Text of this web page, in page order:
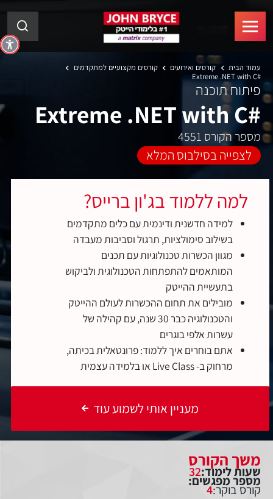
עמוד הבית קורסים ואירועים
קורסים מקצועיים למתקדמים
#Extreme .NET with C
פיתוח תוכנה
#Extreme .NET with C
מספר הקורס 4551
לצפייה בסילבוס המלא
למה ללמוד בג'ון ברייס?
למידה חדשנית ודינמית עם כלים מתקדמים
בשילוב סימולציות, תרגול וסביבות מעבדה
מגוון הכשרות טכנולוגיות עם תכנים
המותאמים להתפתחות הטכנולוגית ולביקוש
בתעשיית ההייטק
מובילים את תחום ההכשרות לעולם ההייטק
והטכנולוגיה כבר 30 שנה, עם קהילה של
עשרות אלפי בוגרים
אתם בוחרים איך ללמוד: פרונטאלית בכיתה,
מרחוק ב- Live Class או בלמידה עצמית
מעניין אותי לשמוע עוד
משך הקורס
שעות לימוד:32
מספר מפגשים:
קורס בוקר:4